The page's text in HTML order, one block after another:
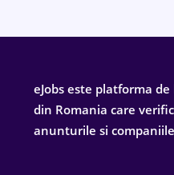
eJobs este platforma
din Romania care
anunturile si